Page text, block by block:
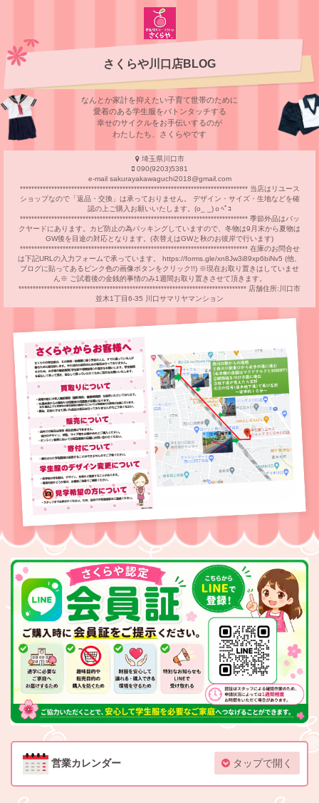
さくらや川口店BLOG
なんとか家計を抑えたい子育て世帯のために
愛着のある学⽣服をバトンタッチする
幸せのサイクルをお⼿伝いするのが
わたしたち、さくらやです
埼玉県川口市
090(9203)5381
e-mail sakurayakawaguchi2018@gmail.com
******************************************************************************** 当店はリユース
ショップなので「返品・交換」は承っておりません。 デザイン・サイズ・生地などを確
認の上ご購入お願いいたします。(o_ _)ｏﾍﾟｺ
******************************************************************************** 季節外品はバッ
クヤードにあります。カビ防止の為パッキングしていますので、冬物は9月末から夏物は
GW後を目途の対応となります。(衣替えはGWと秋のお彼岸で行います)
******************************************************************************** 在庫のお問合せ
は下記URLの入力フォームで承っています。 https://forms.gle/xn8Jw3i89xp6biNv5 (他、
ブログに貼ってあるピンク色の画像ボタンをクリック!!) ※現在お取り置きはしていませ
ん※ ご試着後の金銭的事情のみ1週間お取り置きさせて頂きます。
******************************************************************************** 店舗住所:川口市
並木1丁目6-35 川口サマリヤマンション
営業カレンダー タップで開く